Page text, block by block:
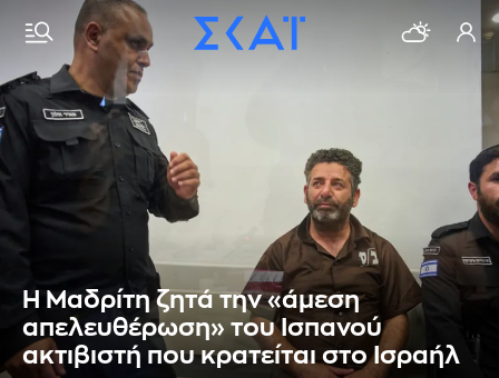
Η Μαδρίτη ζητά την «άμεση
απελευθέρωση» του Ισπανού
ακτιβιστή που κρατείται στο Ισραήλ